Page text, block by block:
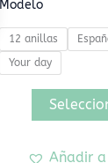
Modelo
12 anillas
Your day
Añadir